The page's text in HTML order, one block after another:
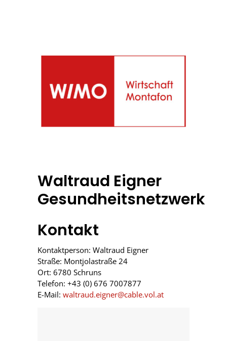
Waltraud Eigner
Gesundheitsnetzwerk
Kontakt
Kontaktperson: Waltraud Eigner
Straße: Montjolastraße 24
Ort: 6780 Schruns
Telefon: +43 (0) 676 7007877
E-Mail: waltraud.eigner@cable.vol.at